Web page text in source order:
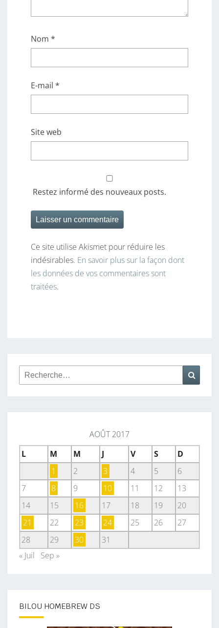
Nom *
E-mail *
Site web
Restez informé des nouveaux posts.
Ce site utilise Akismet pour réduire les
indésirables. En savoir plus sur la façon dont
les données de vos commentaires sont
traitées.
Rechercher :
AOÛT 2017
L
M M J V S
D
1
2 3 4 5
6
7
8 9 10 11 12
13
14
15 16 17 18 19
20
21
22 23 24 25 26
27
28
29 30
31
« Juil
Sep »
BILOU HOMEBREW DS